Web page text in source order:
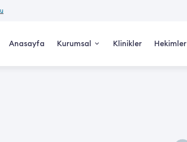
Anasayfa Kurumsal Klinikler Hekimler